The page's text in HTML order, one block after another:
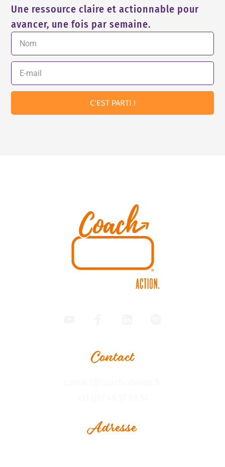
Une ressource claire et actionnable pour
avancer, une fois par semaine.
C'EST PARTI !
Contact
Adresse